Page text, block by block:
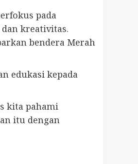
pada
kreativitas.
bendera Merah
edukasi kepada
kita pahami
itu dengan